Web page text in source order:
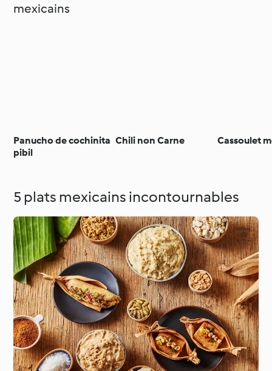
mexicains
Panucho de cochinita
pibil
Chili non Carne Cassoulet
5 plats mexicains incontournables